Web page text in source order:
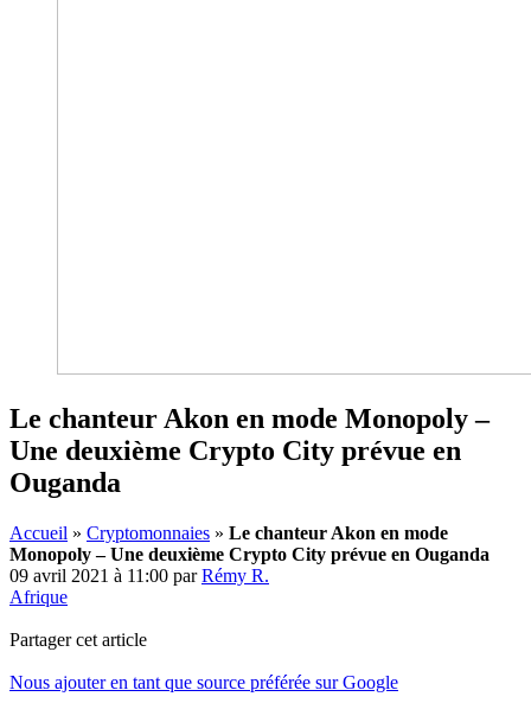
Le chanteur Akon en mode Monopoly –
Une deuxième Crypto City prévue en
Ouganda
Accueil » Cryptomonnaies » Le chanteur Akon en mode
Monopoly – Une deuxième Crypto City prévue en Ouganda
09 avril 2021 à 11:00 parRémy R.
Afrique
Partager cet article
Nous ajouter en tant que source préférée sur Google